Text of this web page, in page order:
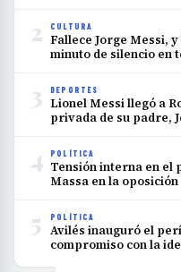
2 CULTURA
Fallece Jorge Messi,
minuto de silencio en
3 DEPORTES
Lionel Messi llegó a
privada de su padre,
4 POLÍTICA
Tensión interna en el
Massa en la oposición
5 POLÍTICA
Avilés inauguró el
compromiso con la